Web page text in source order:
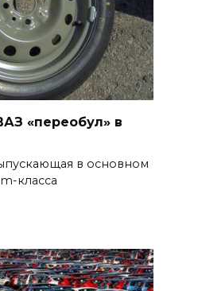
«переобул» в
в основном
класса